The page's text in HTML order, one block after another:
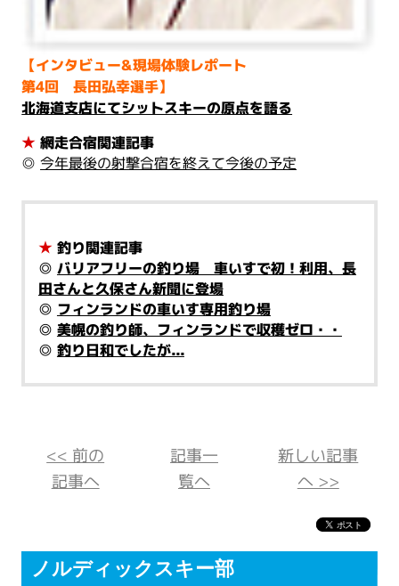
【インタビュー&現場体験レポート
第4回 長田弘幸選手】
北海道支店にてシットスキーの原点を語る
★ 網走合宿関連記事
◎今年最後の射撃合宿を終えて今後の予定
★ 釣り関連記事
◎ バリアフリーの釣り場 車いすで初！利用、長
田さんと久保さん新聞に登場
◎ フィンランドの車いす専用釣り場
◎ 美幌の釣り師、フィンランドで収穫ゼロ・・
◎ 釣り日和でしたが...
<< 前の
記事へ
記事一
覧へ
新しい記事
へ >>
ノルディックスキー部